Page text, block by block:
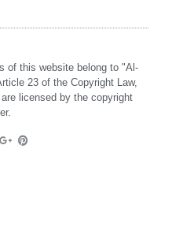
of this website belong to "Al-
23 of the Copyright Law,
licensed by the copyright